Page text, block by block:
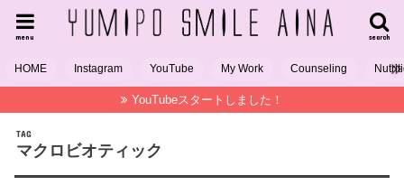
search
menu
HOME Instagram YouTube My Work Counseling
YouTubeスタートしました！
TAG
マクロビオティック